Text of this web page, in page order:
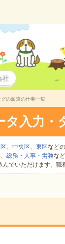
社
の派遣の仕事一覧
タ入力・
、 中央区、 東区など
、 総務・人事・労務な
でいただけます。職